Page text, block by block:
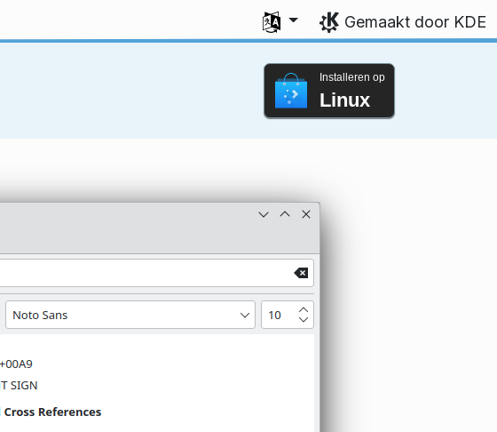
Uw taal selecteren
Gemaakt door KDE
Installeren op
Linux